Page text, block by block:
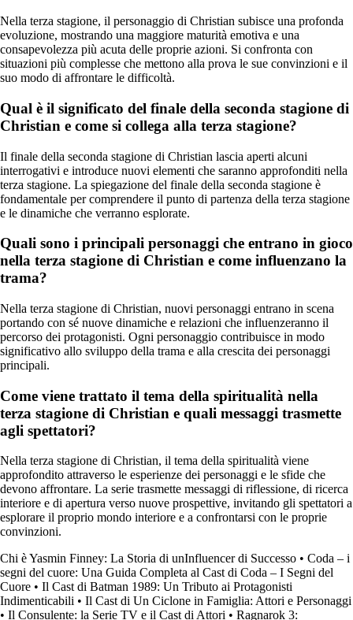
Nella terza stagione, il personaggio di Christian subisce una profonda
evoluzione, mostrando una maggiore maturità emotiva e una
consapevolezza più acuta delle proprie azioni. Si confronta con
situazioni più complesse che mettono alla prova le sue convinzioni e il
suo modo di affrontare le difficoltà.
Qual è il significato del finale della seconda stagione di
Christian e come si collega alla terza stagione?
Il finale della seconda stagione di Christian lascia aperti alcuni
interrogativi e introduce nuovi elementi che saranno approfonditi nella
terza stagione. La spiegazione del finale della seconda stagione è
fondamentale per comprendere il punto di partenza della terza stagione
e le dinamiche che verranno esplorate.
Quali sono i principali personaggi che entrano in gioco
nella terza stagione di Christian e come influenzano la
trama?
Nella terza stagione di Christian, nuovi personaggi entrano in scena
portando con sé nuove dinamiche e relazioni che influenzeranno il
percorso dei protagonisti. Ogni personaggio contribuisce in modo
significativo allo sviluppo della trama e alla crescita dei personaggi
principali.
Come viene trattato il tema della spiritualità nella
terza stagione di Christian e quali messaggi trasmette
agli spettatori?
Nella terza stagione di Christian, il tema della spiritualità viene
approfondito attraverso le esperienze dei personaggi e le sfide che
devono affrontare. La serie trasmette messaggi di riflessione, di ricerca
interiore e di apertura verso nuove prospettive, invitando gli spettatori a
esplorare il proprio mondo interiore e a confrontarsi con le proprie
convinzioni.
Chi è Yasmin Finney: La Storia di unInfluencer di Successo • Coda – i
segni del cuore: Una Guida Completa al Cast di Coda – I Segni del
Cuore • Il Cast di Batman 1989: Un Tributo ai Protagonisti
Indimenticabili • Il Cast di Un Ciclone in Famiglia: Attori e Personaggi
• Il Consulente: la Serie TV e il Cast di Attori • Ragnarok 3: